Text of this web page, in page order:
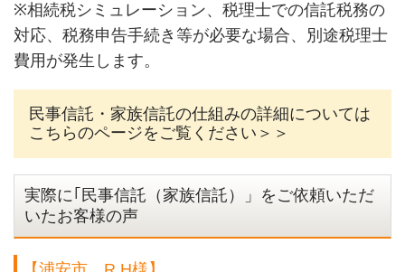
※相続税シミュレーション、税理士での信託税務の
対応、税務申告手続き等が必要な場合、別途税理士
費用が発生します。
民事信託・家族信託の仕組みの詳細については
こちらのページをご覧ください＞＞
実際に｢民事信託（家族信託）」をご依頼いただ
いたお客様の声